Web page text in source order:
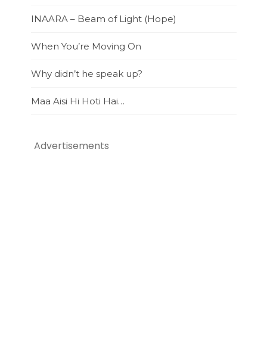
INAARA – Beam of Light (Hope)
When You’re Moving On
Why didn’t he speak up?
Maa Aisi Hi Hoti Hai…
Advertisements